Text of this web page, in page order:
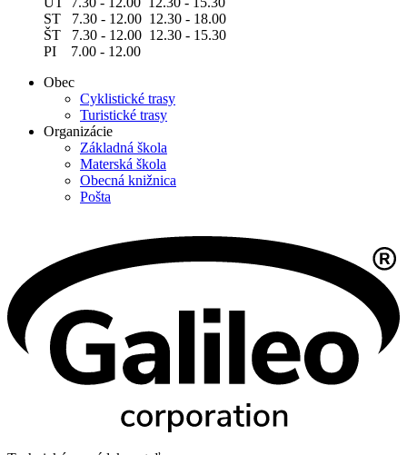
ST 7.30 - 12.00 12.30 - 18.00
ŠT 7.30 - 12.00 12.30 - 15.30
PI 7.00 - 12.00
Obec
Cyklistické trasy
Turistické trasy
Organizácie
Základná škola
Materská škola
Obecná knižnica
Pošta